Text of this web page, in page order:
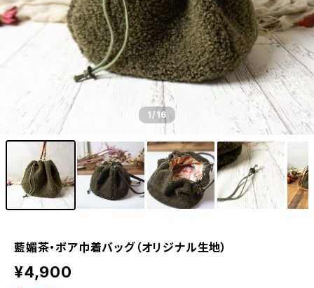
1/16
藍媚茶・ボア巾着バッグ（オリジナル生地）
¥4,900